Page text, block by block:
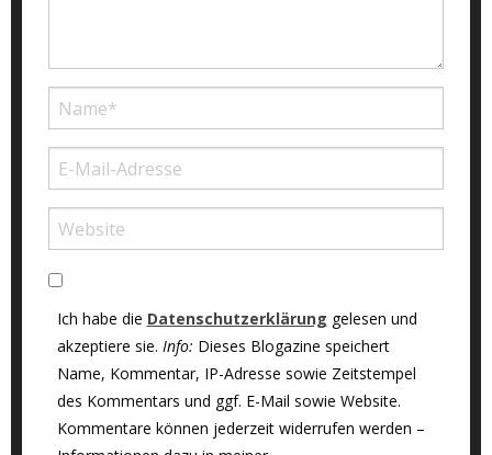
Ich habe die Datenschutzerklärung gelesen und
akzeptiere sie. Info: Dieses Blogazine speichert
Name, Kommentar, IP-Adresse sowie Zeitstempel
des Kommentars und ggf. E-Mail sowie Website.
Kommentare können jederzeit widerrufen werden –